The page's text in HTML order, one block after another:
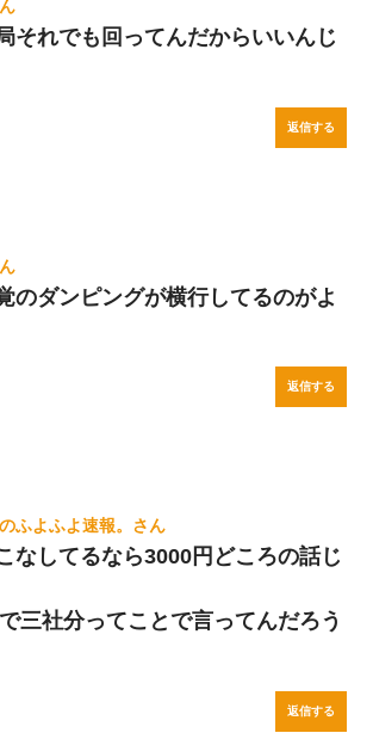
それでも回ってんだからいいんじ
返信する
のダンピングが横行してるのがよ
返信する
ふよふよ速報。
なしてるなら3000円どころの話じ
三社分ってことで言ってんだろう
返信する